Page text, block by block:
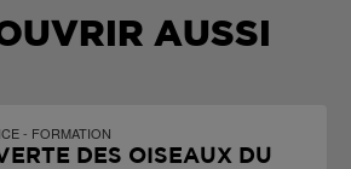
AUSSI
- FORMATION
DES OISEAUX DU